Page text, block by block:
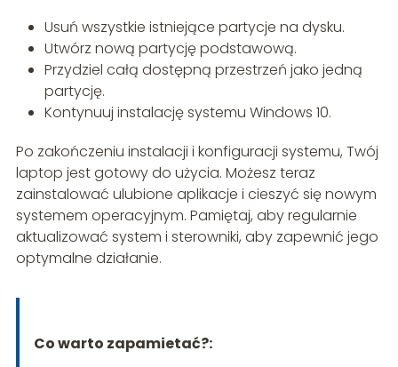
Usuń wszystkie istniejące partycje na dysku.
Utwórz nową partycję podstawową.
Przydziel całą dostępną przestrzeń jako jedną
partycję.
Kontynuuj instalację systemu Windows 10.
Po zakończeniu instalacji i konfiguracji systemu, Twój
laptop jest gotowy do użycia. Możesz teraz
zainstalować ulubione aplikacje i cieszyć się nowym
systemem operacyjnym. Pamiętaj, aby regularnie
aktualizować system i sterowniki, aby zapewnić jego
optymalne działanie.
Co warto zapamietać?: